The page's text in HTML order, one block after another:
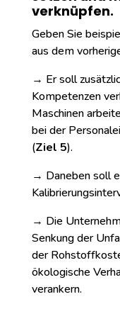
verknüpfen.
Geben Sie
aus dem
→ Er soll
Kompetenzen
Maschinen
bei der
(Ziel 5).
→ Daneben soll
→ Die
Senkung der
der
ökologische
verankern.